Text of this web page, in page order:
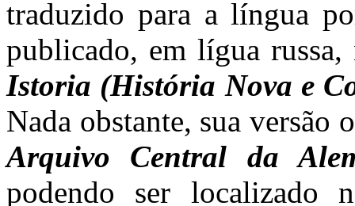
traduzido para a língua
publicado, em lígua
Istoria (História Nova e
Nada obstante, sua versão
Arquivo Central da
podendo ser localizado